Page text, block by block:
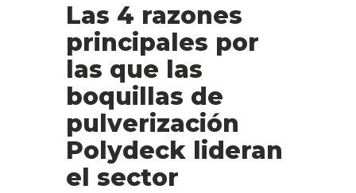
Las 4 razones
principales por
las que las
boquillas de
pulverización
Polydeck lideran
el sector